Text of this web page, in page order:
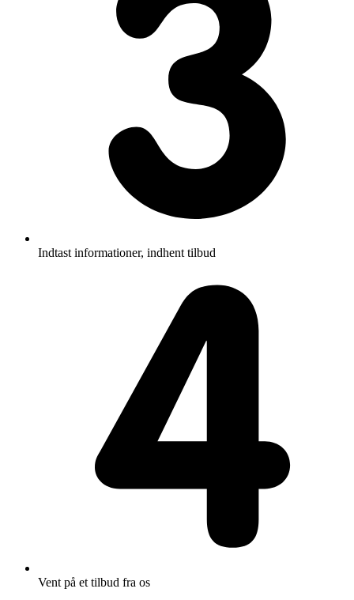
Indtast informationer, indhent tilbud
Vent på et tilbud fra os